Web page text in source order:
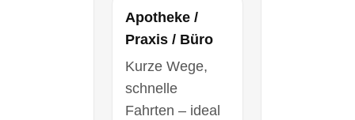
Apotheke /
Praxis / Büro
Kurze Wege,
schnelle
Fahrten – ideal